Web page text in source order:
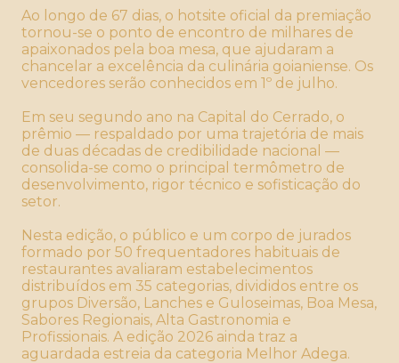
Ao longo de 67 dias, o hotsite oficial da premiação
tornou-se o ponto de encontro de milhares de
apaixonados pela boa mesa, que ajudaram a
chancelar a excelência da culinária goianiense. Os
vencedores serão conhecidos em 1º de julho.
Em seu segundo ano na Capital do Cerrado, o
prêmio — respaldado por uma trajetória de mais
de duas décadas de credibilidade nacional —
consolida-se como o principal termômetro de
desenvolvimento, rigor técnico e sofisticação do
setor.
Nesta edição, o público e um corpo de jurados
formado por 50 frequentadores habituais de
restaurantes avaliaram estabelecimentos
distribuídos em 35 categorias, divididos entre os
grupos Diversão, Lanches e Guloseimas, Boa Mesa,
Sabores Regionais, Alta Gastronomia e
Profissionais. A edição 2026 ainda traz a
aguardada estreia da categoria Melhor Adega.